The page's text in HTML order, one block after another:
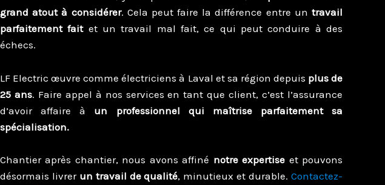
grand atout à considérer. Cela peut faire la différence entre untravail
parfaitement faitet un travail mal fait, ce qui peut conduire à des
échecs.
LF Electric œuvre comme électriciens à Laval et sa région depuis plus de
25 ans. Faire appel à nos services en tant que client, c’est l’assurance
d’avoir affaire à un professionnel qui maîtrise parfaitement sa
spécialisation.
Chantier après chantier, nous avons affiné notre expertise et pouvons
désormais livrer un travail de qualité, minutieux et durable.Contactez-